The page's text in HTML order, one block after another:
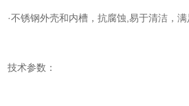
·不锈钢外壳和内槽，抗腐蚀,易于清洁，
技术参数：